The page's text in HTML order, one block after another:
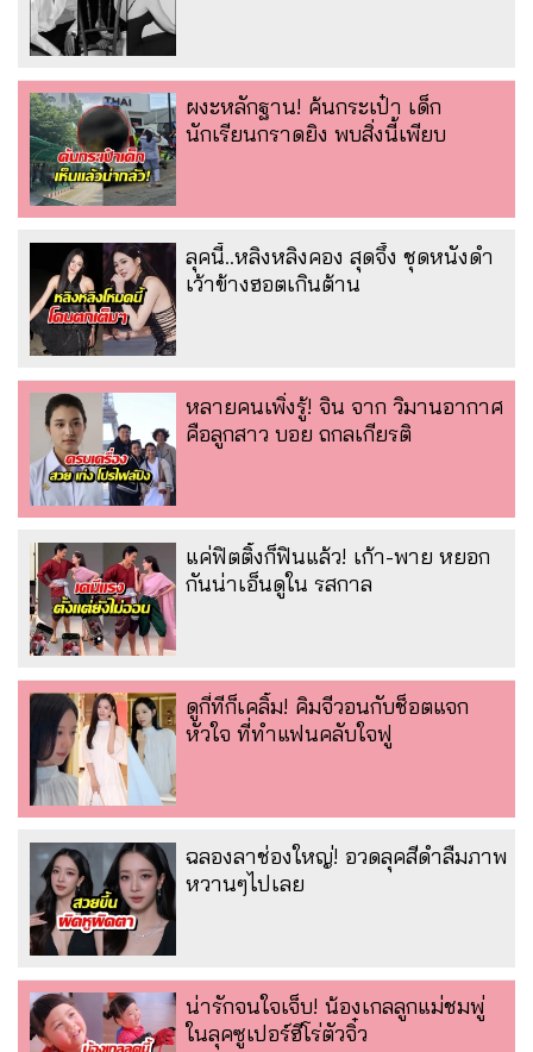
ผงะหลักฐาน! ค้นกระเป๋า เด็ก
นักเรียนกราดยิง พบสิ่งนี้เพียบ
ลุคนี้..หลิงหลิงคอง สุดจึ้ง ชุดหนังดำ
เว้าข้างฮอตเกินต้าน
หลายคนเพิ่งรู้! จิน จาก วิมานอากาศ
คือลูกสาว บอย ถกลเกียรติ
แค่ฟิตติ้งก็ฟินแล้ว! เก้า-พาย หยอก
กันน่าเอ็นดูใน รสกาล
ดูกี่ทีก็เคลิ้ม! คิมจีวอนกับช็อตแจก
หัวใจ ที่ทำแฟนคลับใจฟู
ฉลองลาช่องใหญ่! อวดลุคสีดำลืมภาพ
หวานๆไปเลย
น่ารักจนใจเจ็บ! น้องเกลลูกแม่ชมพู่
ในลุคซูเปอร์ฮีโร่ตัวจิ๋ว